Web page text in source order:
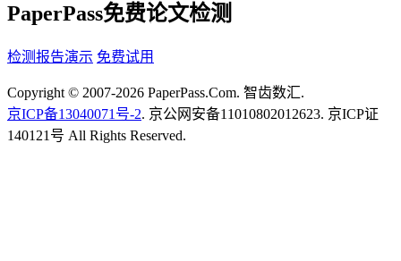
PaperPass免费论文检测
检测报告演示 免费试用
Copyright © 2007-2026 PaperPass.Com. 智齿数汇.
京ICP备13040071号-2. 京公网安备11010802012623. 京ICP证
140121号 All Rights Reserved.